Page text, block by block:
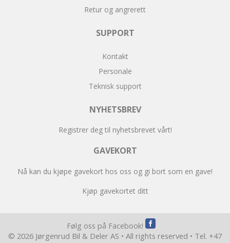
Retur og angrerett
SUPPORT
Kontakt
Personale
Teknisk support
NYHETSBREV
Registrer deg til nyhetsbrevet vårt!
GAVEKORT
Nå kan du kjøpe gavekort hos oss og gi bort som en gave!
Kjøp gavekortet ditt
Følg oss på Facebook!
© 2026 Jørgenrud Bil & Deler AS • All rights reserved • Tel. +47